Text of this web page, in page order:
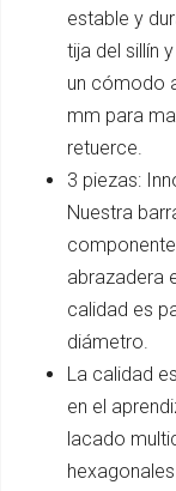
estable y
tija del sillín
un cómodo
mm para
retuerce.
3 piezas:
Nuestra
abrazadera
calidad es
diámetro.
La calidad
en el
lacado